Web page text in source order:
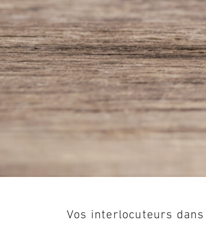
Vos interlocuteurs